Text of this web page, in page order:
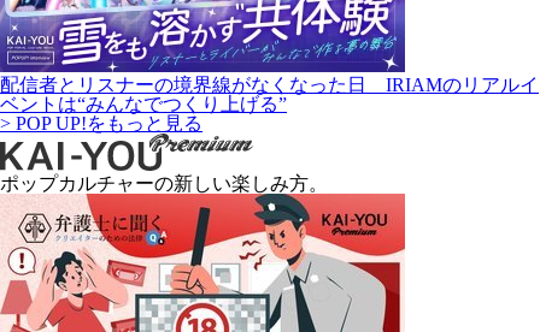
配信者とリスナーの境界線がなくなった日 IRIAMのリアルイ
ベントは“みんなでつくり上げる”
> POP UP!をもっと見る
ポップカルチャーの新しい楽しみ方。